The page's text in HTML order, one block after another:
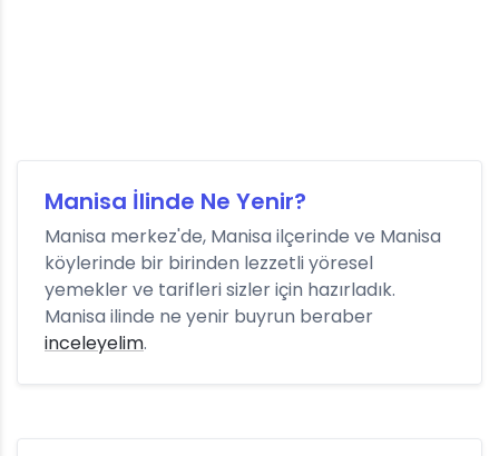
Manisa İlinde Ne Yenir?
Manisa merkez'de, Manisa ilçerinde ve Manisa
köylerinde bir birinden lezzetli yöresel
yemekler ve tarifleri sizler için hazırladık.
Manisa ilinde ne yenir buyrun beraber
inceleyelim.